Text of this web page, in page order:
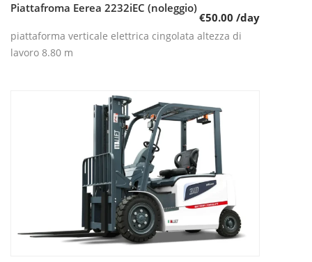
Leggi tutto
Piattafroma Eerea 2232iEC (noleggio)
€50.00 /day
piattaforma verticale elettrica cingolata altezza di
lavoro 8.80 m